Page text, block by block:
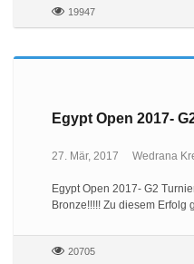
19947
Egypt Open 2017-
27. Mär, 2017 Wedrana
Egypt Open 2017- G2
Bronze!!!!! Zu diesem Erfolg
20705